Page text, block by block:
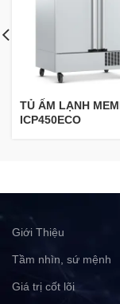
TỦ ẤM LẠNH
ICP450ECO
Giới Thiệu
Tầm nhìn, sứ mệnh
Giá trị cốt lõi